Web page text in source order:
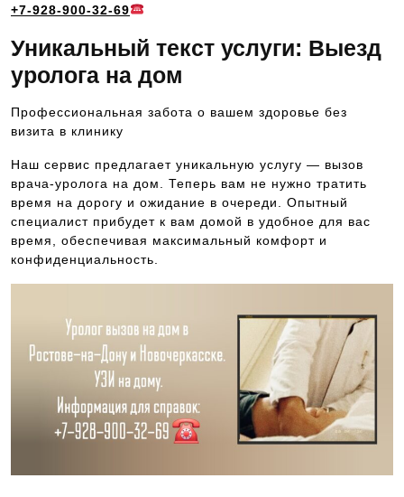
+7-928-900-32-69
Уникальный текст услуги: Выезд
уролога на дом
Профессиональная забота о вашем здоровье без
визита в клинику
Наш сервис предлагает уникальную услугу — вызов
врача-уролога на дом. Теперь вам не нужно тратить
время на дорогу и ожидание в очереди. Опытный
специалист прибудет к вам домой в удобное для вас
время, обеспечивая максимальный комфорт и
конфиденциальность.